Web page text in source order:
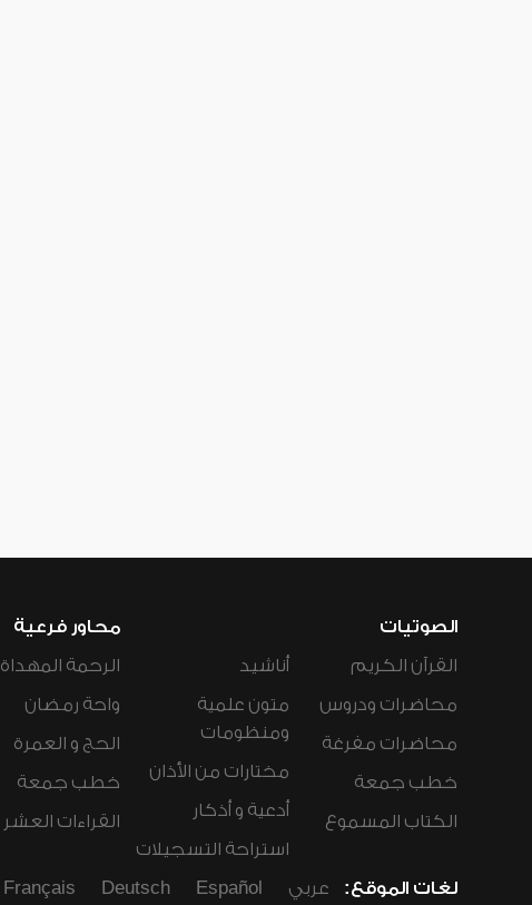
الصوتيات
القرآن الكريم
محاضرات ودروس
محاضرات مفرغة
خطب جمعة
الكتاب المسموع
أناشيد
متون علمية
ومنظومات
مختارات من الأذان
أدعية و أذكار
استراحة التسجيلات
محاور فرعية
الرحمة المهداة
واحة رمضان
الحج و العمرة
خطب جمعة
القراءات العشر
لغات الموقع: عربي Español
Deutsch
Français